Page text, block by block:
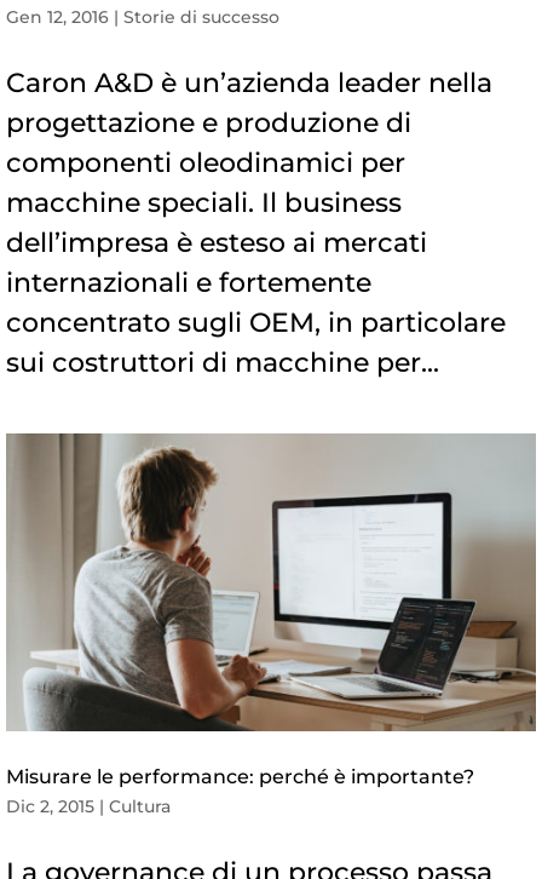
Gen 12, 2016 | Storie di successo
Caron A&D è un’azienda leader nella
progettazione e produzione di
componenti oleodinamici per
macchine speciali. Il business
dell’impresa è esteso ai mercati
internazionali e fortemente
concentrato sugli OEM, in particolare
sui costruttori di macchine per...
Misurare le performance: perché è importante?
Dic 2, 2015 | Cultura